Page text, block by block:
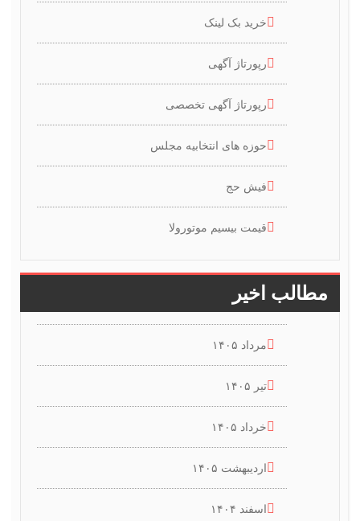
خرید بک لینک
رپورتاژ آگهی
رپورتاژ آگهی تخصصی
حوزه های انتخابیه مجلس
فیش حج
قیمت بیسیم موتورولا
مطالب اخیر
مرداد ۱۴۰۵
تیر ۱۴۰۵
خرداد ۱۴۰۵
اردیبهشت ۱۴۰۵
اسفند ۱۴۰۴